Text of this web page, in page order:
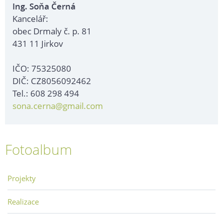
Ing. Soňa Černá
Kancelář:
obec Drmaly č. p. 81
431 11 Jirkov
IČO: 75325080
DIČ: CZ8056092462
Tel.: 608 298 494
sona.cerna@gmail.com
Fotoalbum
Projekty
Realizace